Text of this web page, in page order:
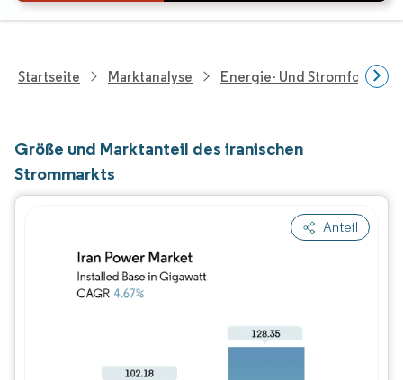
Startseite Marktanalyse Energie- Und
Größe und Marktanteil des iranischen
Strommarkts
Anteil